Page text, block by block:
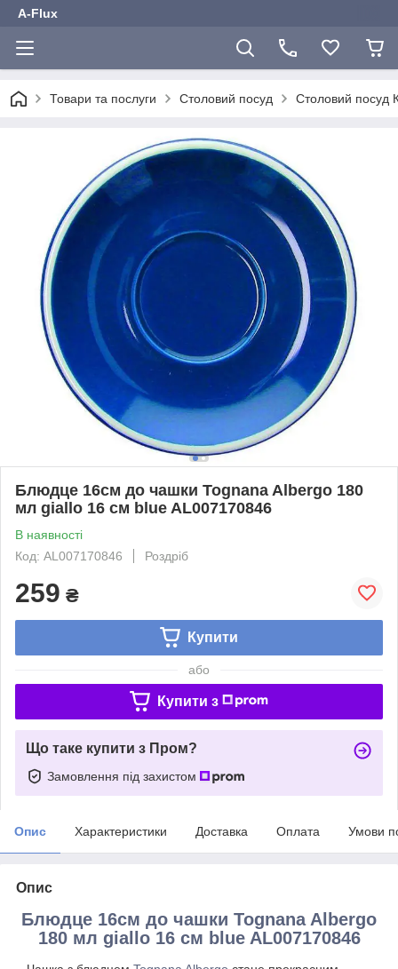
A-Flux
Товари та послуги Столовий посуд Столовий
Блюдце 16см до чашки Tognana Albergo 180
мл giallo 16 см blue AL007170846
В наявності
Код: AL007170846
Роздріб
259 ₴
Купити
або
Купити з
Що таке купити з Пром?
Замовлення під захистом
Опис Характеристики Доставка Оплата Умови
Опис
Блюдце 16см до чашки Tognana Albergo
180 мл giallo 16 см blue AL007170846